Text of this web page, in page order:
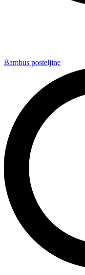
Bambus posteljine